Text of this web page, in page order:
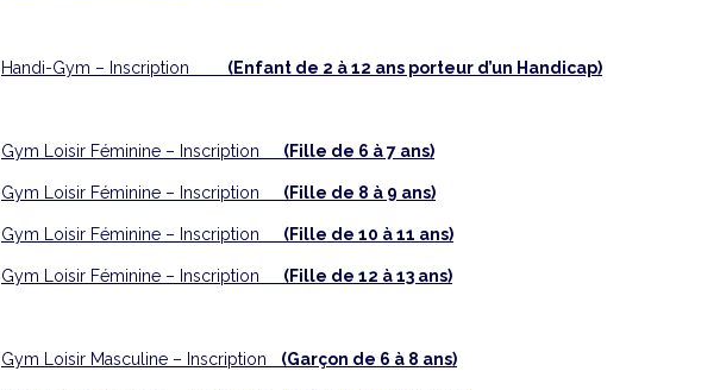
Handi-Gym – Inscription (Enfant de 2 à 12 ans porteur d’un Handicap)
Gym Loisir Féminine – Inscription (Fille de 6 à 7 ans)
Gym Loisir Féminine – Inscription (Fille de 8 à 9 ans)
Gym Loisir Féminine – Inscription (Fille de 10 à 11 ans)
Gym Loisir Féminine – Inscription (Fille de 12 à 13 ans)
Gym Loisir Masculine – Inscription (Garçon de 6 à 8 ans)